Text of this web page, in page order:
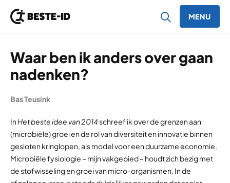
MENU
Waar ben ik anders over gaan
nadenken?
Bas Teusink
In Het beste idee van 2014schreef ik over de grenzen aan
(microbiële) groei en de rol van diversiteit en innovatie binnen
gesloten kringlopen, als model voor een duurzame economie.
Microbiële fysiologie – mijn vakgebied – houdt zich bezig met
de stofwisseling en groei van micro-organismen. In de